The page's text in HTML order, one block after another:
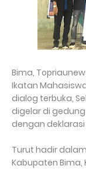
Bima,
Ikatan
dialog terbuka,
digelar di
dengan
Turut hadir
Kabupaten Bima,